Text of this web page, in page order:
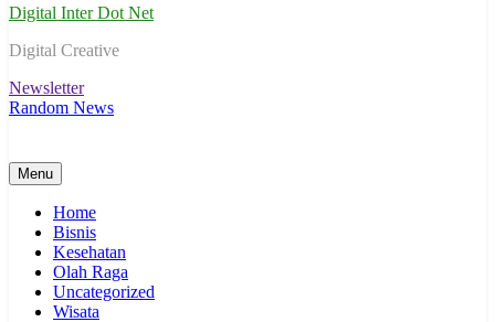
Digital Inter Dot Net
Digital Creative
Newsletter
Random News
Menu
Home
Bisnis
Kesehatan
Olah Raga
Uncategorized
Wisata